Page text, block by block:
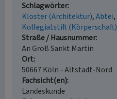
Schlagwörter
Kloster (Architektur) Abtei
Kollegiatstift (Körperschaft)
Straße / Hausnummer
An Groß Sankt Martin
Ort
50667 Köln - Altstadt-Nord
Fachsicht(en)
Landeskunde